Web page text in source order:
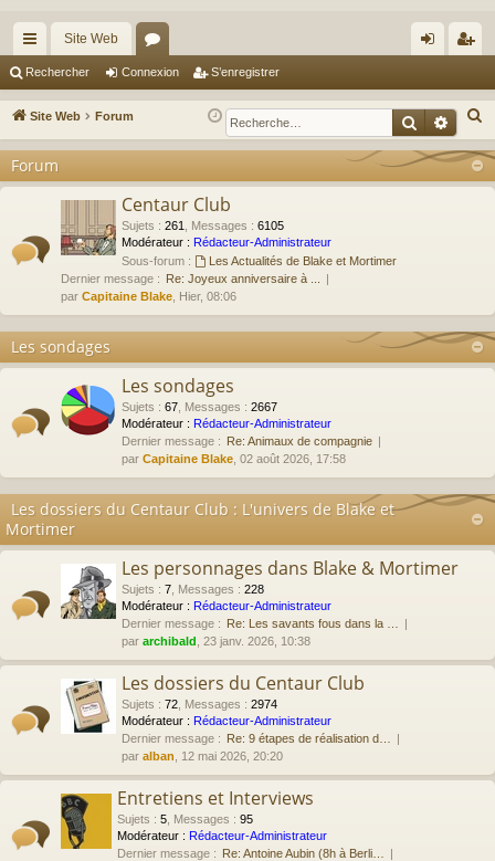
cc
ès
ra
pi
Site Web
or
u
m
ne
xi
nr
eg
ist
Rechercher Connexion S’enregistrer
Site Web Forum
e
h
r
Forum
Centaur Club
Sujets : 261 Messages : 6105
Modérateur : Rédacteur-Administrateur
Sous-forum :
Les Actualités de Blake et Mortimer
Dernier message : Re: Joyeux anniversaire à ...
par Capitaine Blake , Hier, 08:06
Les sondages
Les sondages
Sujets : 67 Messages : 2667
Modérateur : Rédacteur-Administrateur
Dernier message : Re: Animaux de compagnie
par Capitaine Blake , 02 août 2026, 17:58
Les dossiers du Centaur Club : L'univers de Blake et
Mortimer
Les personnages dans Blake & Mortimer
Sujets : 7 Messages : 228
Modérateur : Rédacteur-Administrateur
Dernier message : Re: Les savants fous dans la …
par archibald , 23 janv. 2026, 10:38
Les dossiers du Centaur Club
Sujets : 72 Messages : 2974
Modérateur : Rédacteur-Administrateur
Dernier message : Re: 9 étapes de réalisation d…
par alban , 12 mai 2026, 20:20
Entretiens et Interviews
Sujets : 5 Messages : 95
Modérateur : Rédacteur-Administrateur
Dernier message : Re: Antoine Aubin (8h à Berli…